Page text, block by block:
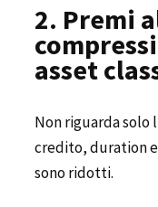
2. Premi
asset
Non riguarda solo
credito, duration
sono ridotti.